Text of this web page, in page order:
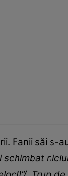
Fanii săi s-
schimbat